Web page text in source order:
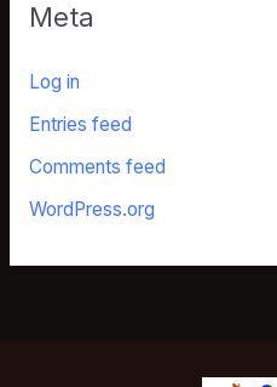
Meta
Log in
Entries feed
Comments feed
WordPress.org